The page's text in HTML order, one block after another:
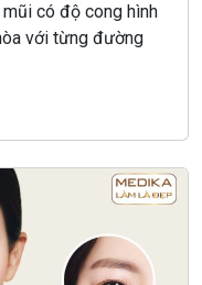
có độ cong hình
với từng đường